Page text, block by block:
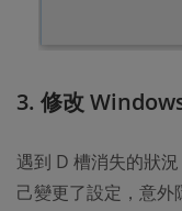
3. 修改
遇到 D 槽消失的狀
己變更了設定，意